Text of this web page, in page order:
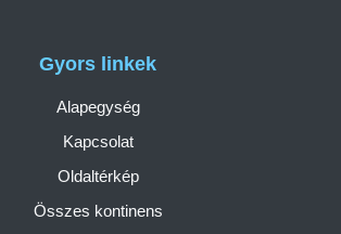
Gyors linkek
Alapegység
Kapcsolat
Oldaltérkép
Összes kontinens